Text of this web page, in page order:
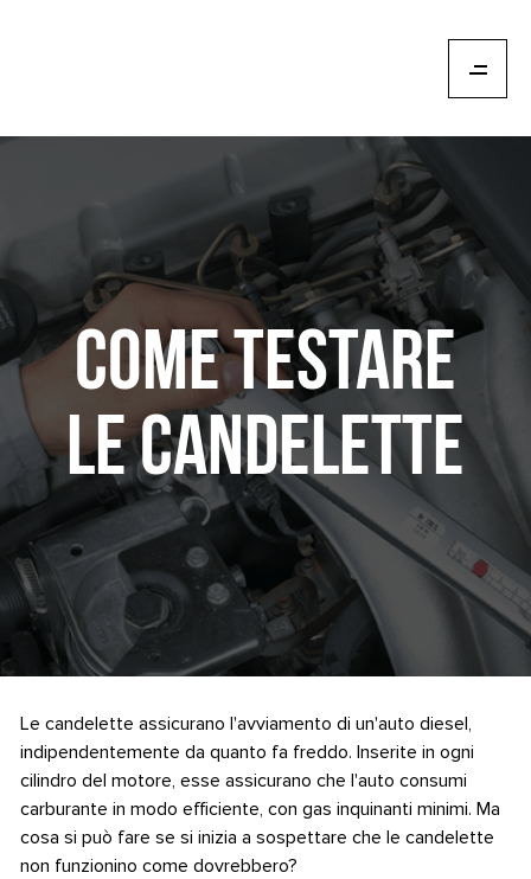
Come testare
le candelette
Le candelette assicurano l'avviamento di un'auto diesel,
indipendentemente da quanto fa freddo. Inserite in ogni
cilindro del motore, esse assicurano che l'auto consumi
carburante in modo efficiente, con gas inquinanti minimi. Ma
cosa si può fare se si inizia a sospettare che le candelette
non funzionino come dovrebbero?